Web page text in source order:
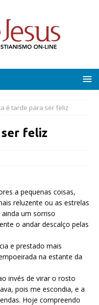
é tarde para ser feliz
feliz
a pequenas coisas,
reluzente ou as estrelas
um sorriso
o andar descalço pelas
e prestado mais
na estante da
invés de virar o rosto
pois me escondia, e a
Hoje compreendo